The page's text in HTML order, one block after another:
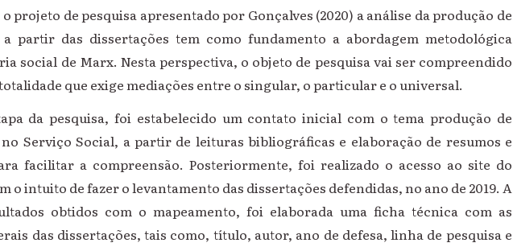
projeto de pesquisa apresentado por Gonçalves (2020) a análise da produção de
partir das dissertações tem como fundamento a abordagem metodológica
social de Marx. Nesta perspectiva, o objeto de pesquisa vai ser compreendido
que exige mediações entre o singular, o particular e o universal.
da pesquisa, foi estabelecido um contato inicial com o tema produção de
Serviço Social, a partir de leituras bibliográficas e elaboração de resumos e
facilitar a compreensão. Posteriormente, foi realizado o acesso ao site do
o intuito de fazer o levantamento das dissertações defendidas, no ano de 2019. A
obtidos com o mapeamento, foi elaborada uma ficha técnica com as
das dissertações, tais como, título, autor, ano de defesa, linha de pesquisa e